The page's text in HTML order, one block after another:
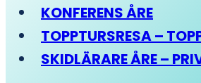
KONFERENS ÅRE
TOPPTURSRESA –
SKIDLÄRARE ÅRE –